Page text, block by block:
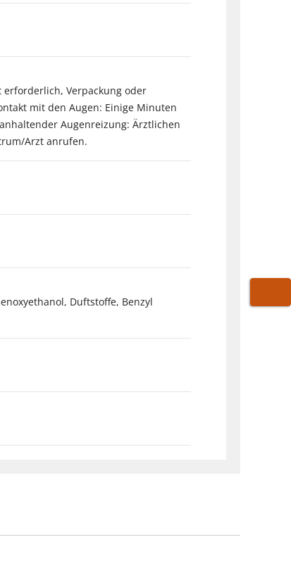
erforderlich, Verpackung oder
mit den Augen: Einige Minuten
Augenreizung: Ärztlichen
Arzt anrufen.
Duftstoffe, Benzyl